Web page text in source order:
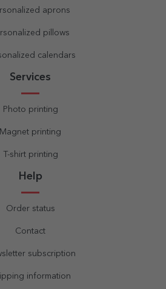
aprons
pillows
calendars
Services
Photo printing
Magnet printing
T-shirt printing
Help
Order status
Contact
subscription
information